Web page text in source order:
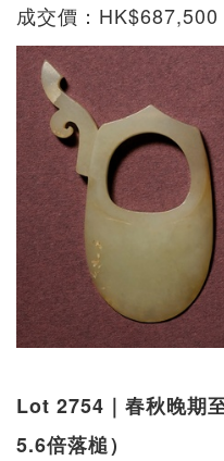
成交價：HK$687,500
Lot 2754｜春秋晚期
5.6倍落槌）